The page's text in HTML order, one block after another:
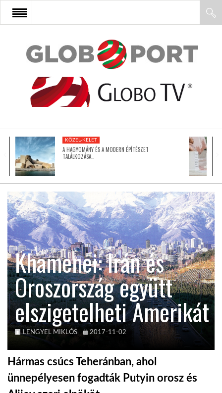
FŐOLDAL
AFRIKA
ÁZSIA
LATIN-AMERIKA
KÖZEL-KELET
AUSZTRÁLIA
A VILÁG ITTHON
MÉDIA
KÖZEL-KELET
A HAGYOMÁNY ÉS A MODERN ÉPÍTÉSZET
TALÁLKOZÁSA…
Khamenei: Irán és
Oroszország együtt
elszigetelheti Amerikát
LENGYEL MIKLÓS 2017-11-02
Hármas csúcs Teheránban, ahol
ünnepélyesen fogadták Putyin orosz és